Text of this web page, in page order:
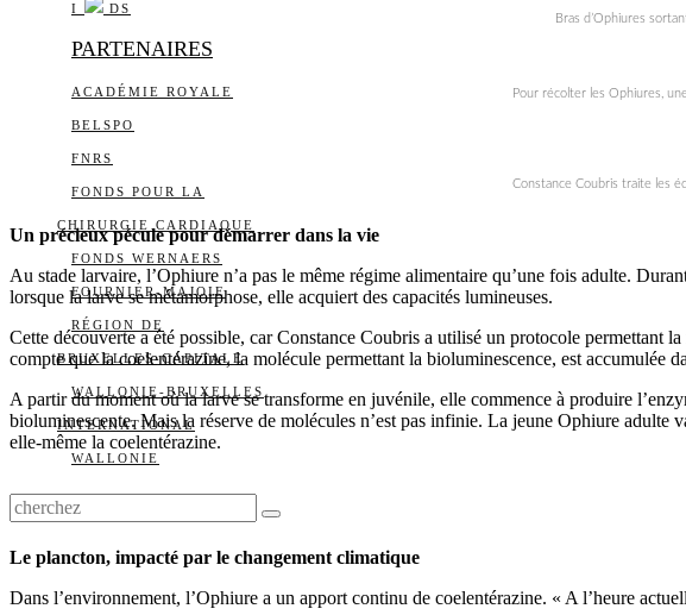
I DS
PARTENAIRES
ACADÉMIE ROYALE
BELSPO
FNRS
FONDS POUR LA
CHIRURGIE CARDIAQUE
FONDS WERNAERS
FOURNIER-MAJOIE
RÉGION DE
BRUXELLES-CAPITALE
WALLONIE-BRUXELLES
INTERNATIONAL
WALLONIE
Bras d’Ophiures
Pour récolter les Ophiures,
Constance Coubris traite les
Un précieux pécule pour démarrer dans la vie
Au stade larvaire, l’Ophiure n’a pas le même régime alimentaire qu’une fois adulte.
lorsque la larve se métamorphose, elle acquiert des capacités lumineuses.
Cette découverte a été possible, car Constance Coubris a utilisé un protocole permettant
compte que la coelentérazine, la molécule permettant la bioluminescence, est accumulée
A partir du moment où la larve se transforme en juvénile, elle commence à produire
bioluminescente. Mais la réserve de molécules n’est pas infinie. La jeune Ophiure
elle-même la coelentérazine.
Le plancton, impacté par le changement climatique
Dans l’environnement, l’Ophiure a un apport continu de coelentérazine. « A l’heure